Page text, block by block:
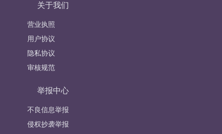
关于我们
营业执照
用户协议
隐私协议
审核规范
举报中心
不良信息举报
侵权抄袭举报